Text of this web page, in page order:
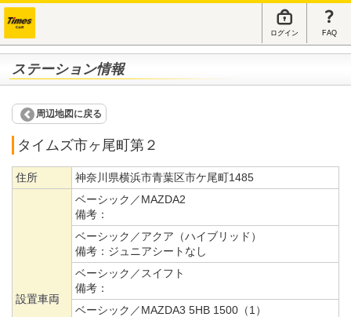
ログイン FAQ
ステーション情報
周辺地図に戻る
タイムズ市ヶ尾町第２
住所 神奈川県横浜市青葉区市ケ尾町1485
設置車両
ベーシック／MAZDA2
備考：
ベーシック／アクア（ハイブリッド）
備考： ジュニアシートなし
ベーシック／スイフト
備考：
ベーシック／MAZDA3 5HB 1500（1）